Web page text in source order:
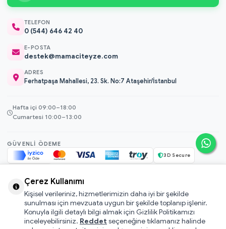
TELEFON
0 (544) 646 42 40
E-POSTA
destek@mamaciteyze.com
ADRES
Ferhatpaşa Mahallesi, 23. Sk. No:7 Ataşehir/İstanbul
Hafta içi 09:00–18:00
Cumartesi 10:00–13:00
GÜVENLI ÖDEME
3D Secure
© 2026 Mamacı Teyze · Nurşen ve ekibi ile birlikte ile hazırlandı.
Mesafeli Satış Sözleşmesi
Pati Puan Kazanma Koşulları
Çerez Kullanımı
Kişisel verileriniz, hizmetlerimizin daha iyi bir şekilde
sunulması için mevzuata uygun bir şekilde toplanıp işlenir.
Konuyla ilgili detaylı bilgi almak için Gizlilik Politikamızı
inceleyebilirsiniz. Reddet seçeneğine tıklamanız halinde